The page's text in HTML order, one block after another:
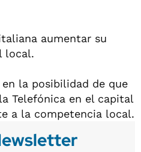
aumentar su
local.
la posibilidad de que
Telefónica en el capital
a la competencia local.